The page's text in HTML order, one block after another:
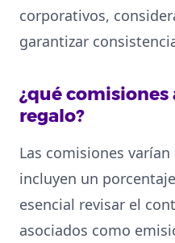
corporativos,
garantizar
¿qué
regalo?
Las comisiones
incluyen un
esencial revisar el
asociados como